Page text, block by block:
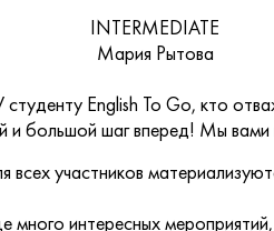
INTERMEDIATE
Мария Рытова
English To Go, кто
и большой шаг вперед! Мы вами
всех участников
много интересных